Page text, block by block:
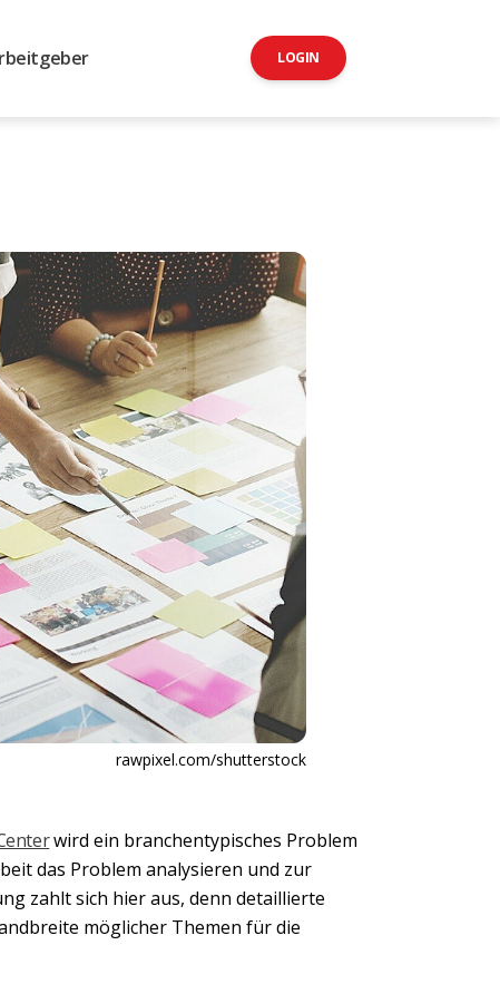
LOGIN
rawpixel.com/shutterstock
wird ein branchentypisches Problem
das Problem analysieren und zur
zahlt sich hier aus, denn detaillierte
möglicher Themen für die